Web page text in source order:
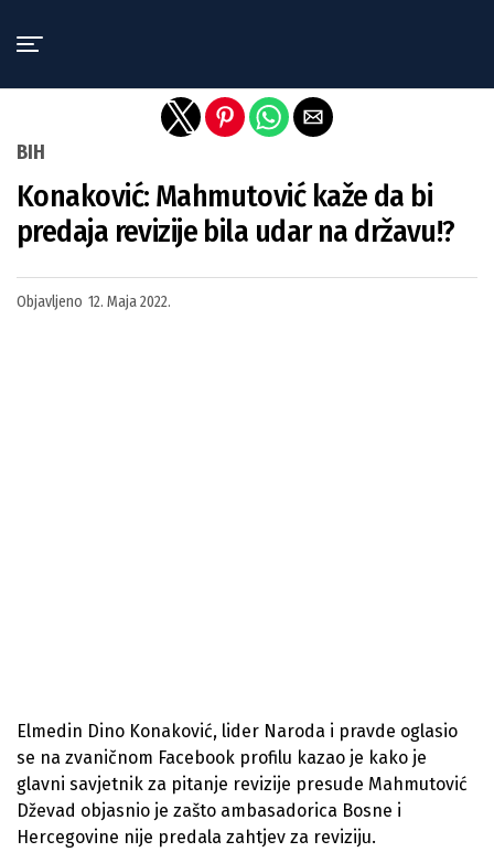
BIH
Konaković: Mahmutović kaže da bi
predaja revizije bila udar na državu!?
Objavljeno 12. Maja 2022.
Elmedin Dino Konaković, lider Naroda i pravde oglasio
se na zvaničnom Facebook profilu kazao je kako je
glavni savjetnik za pitanje revizije presude Mahmutović
Dževad objasnio je zašto ambasadorica Bosne i
Hercegovine nije predala zahtjev za reviziju.